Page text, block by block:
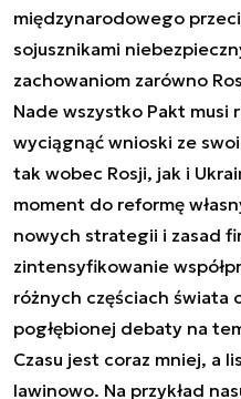
międzynarodowego
sojusznikami
zachowaniom zarówno
Nade wszystko Pakt
wyciągnąć wnioski ze
tak wobec Rosji, jak i
moment do reformę
nowych strategii i zasad
zintensyfikowanie
różnych częściach świata
pogłębionej debaty na
Czasu jest coraz mniej, a
lawinowo. Na przykład